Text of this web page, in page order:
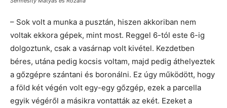
– Sok volt a munka a pusztán, hiszen akkoriban nem
voltak ekkora gépek, mint most. Reggel 6-tól este 6-ig
dolgoztunk, csak a vasárnap volt kivétel. Kezdetben
béres, utána pedig kocsis voltam, majd pedig áthelyeztek
a gőzgépre szántani és boronálni. Ez úgy működött, hogy
a föld két végén volt egy-egy gőzgép, ezek a parcella
egyik végéről a másikra vontatták az ekét. Ezeket a